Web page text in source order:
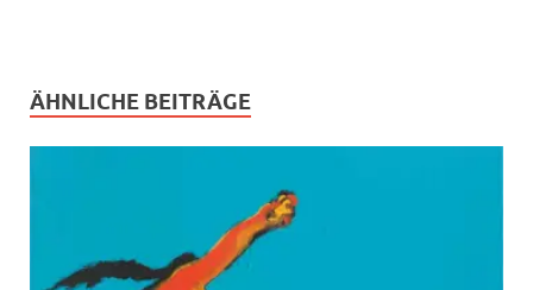
ÄHNLICHE BEITRÄGE